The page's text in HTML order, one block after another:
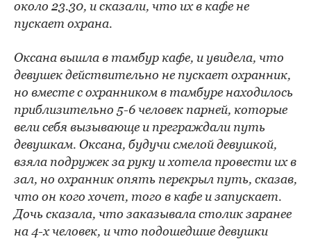
около 23.30, и сказали, что их в кафе не
пускает охрана.
Оксана вышла в тамбур кафе, и увидела, что
девушек действительно не пускает охранник,
но вместе с охранником в тамбуре находилось
приблизительно 5-6 человек парней, которые
вели себя вызывающе и преграждали путь
девушкам. Оксана, будучи смелой девушкой,
взяла подружек за руку и хотела провести их в
зал, но охранник опять перекрыл путь, сказав,
что он кого хочет, того в кафе и запускает.
Дочь сказала, что заказывала столик заранее
на 4-х человек, и что подошедшие девушки